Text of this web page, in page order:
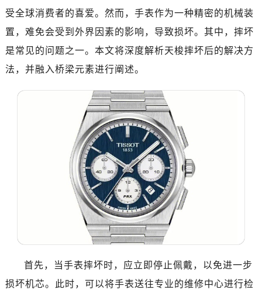
受全球消费者的喜爱。然而，手表作为一种精密的机械装
置，难免会受到外界因素的影响，导致损坏。其中，摔坏
是常见的问题之一。本文将深度解析天梭摔坏后的解决方
法，并融入桥梁元素进行阐述。
首先，当手表摔坏时，应立即停止佩戴，以免进一步
损坏机芯。此时，可以将手表送往专业的维修中心进行检